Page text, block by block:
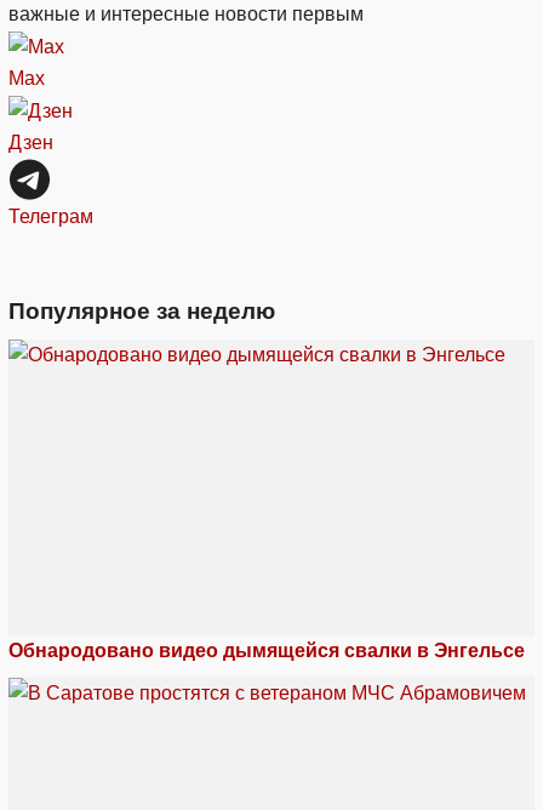
важные и интересные новости первым
Max
Дзен
Телеграм
Популярное за неделю
Обнародовано видео дымящейся свалки в Энгельсе